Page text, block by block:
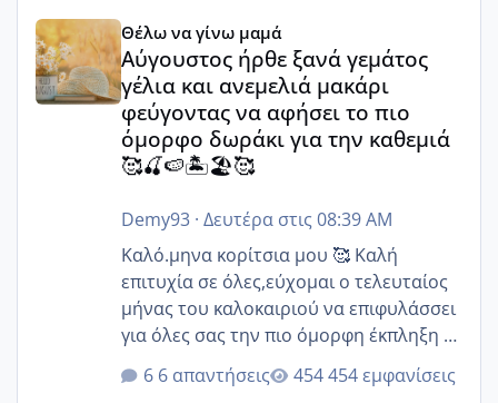
Αύγουστος ήρθε ξανά γεμάτος γέλια και ανεμελιά
Θέλω να γίνω μαμά
Αύγουστος ήρθε ξανά γεμάτος
γέλια και ανεμελιά μακάρι
φεύγοντας να αφήσει το πιο
όμορφο δωράκι για την καθεμιά
🥰🍒🍉🏝️🏖️🥰
Demy93· Δευτέρα στις 08:39 AM
Καλό.μηνα κορίτσια μου 🥰 Καλή
επιτυχία σε όλες,εύχομαι ο τελευταίος
μήνας του καλοκαιριού να επιφυλάσσει
για όλες σας την πιο όμορφη έκπληξη 🧿
@Elk @Melikara86 @Παρασκευαιδου
@Zenia z @melitiniღ @Christi.D.
6 απαντήσεις 454 εμφανίσεις